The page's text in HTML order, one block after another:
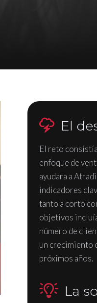
El
El reto
enfoque de
ayudara a
indicadores
tanto a corto
objetivos
número de
un crecimiento
próximos años.
La